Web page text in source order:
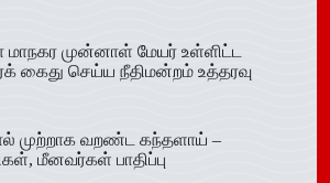
மாநகர முன்னாள் மேயர் உள்ளிட்ட
கைது செய்ய நீதிமன்றம் உத்தரவு
முற்றாக வறண்ட கந்தளாய் –
மீனவர்கள் பாதிப்பு